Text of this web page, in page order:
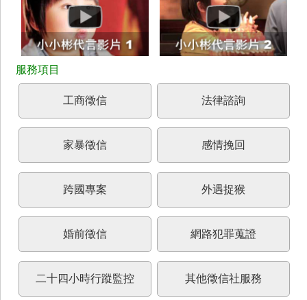
工商徵信 法律諮詢
家暴徵信 感情挽回
跨國專案 外遇捉猴
婚前徵信 網路犯罪蒐證
二十四小時行蹤監控 其他徵信社服務